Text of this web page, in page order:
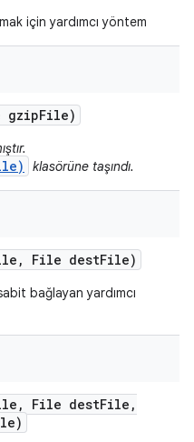
için yardımcı yöntem
gzipFile)
klasörüne taşındı.
, File destFile)
bağlayan yardımcı
, File destFile ,